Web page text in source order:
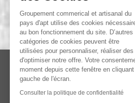
Le Groupement
Groupement commerical et artisanal du
pays d'apt utilise des cookies
au bon fonctionnement du site. D’autres
catégories de cookies peuvent être
utilisées pour personnaliser, réaliser
d'optimiser notre offre. Votre
moment depuis cette fenêtre en
gauche de l'écran.
Consulter la politique de confidentialité